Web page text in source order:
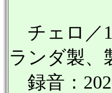
チェロ／
ランダ製、
録音：